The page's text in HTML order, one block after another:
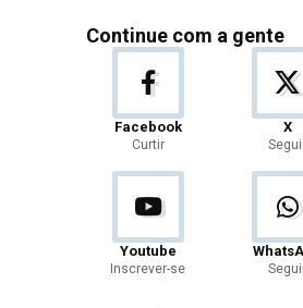
Continue com a gente
Facebook
Curtir
X
Youtube
Inscrever-se